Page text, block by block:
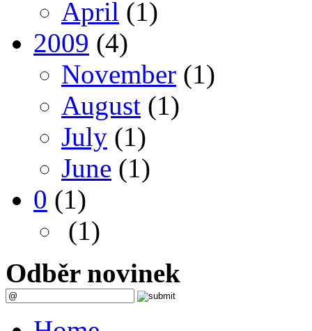
April (1)
2009 (4)
November (1)
August (1)
July (1)
June (1)
0 (1)
(1)
Odběr novinek